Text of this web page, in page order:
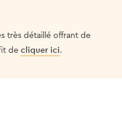
très détaillé offrant de
de cliquer ici.